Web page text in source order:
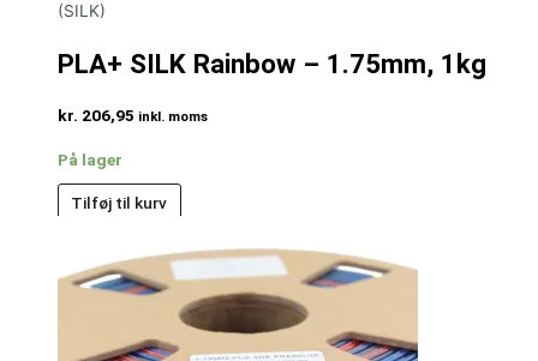
(SILK)
PLA+ SILK Rainbow – 1.75mm, 1kg
kr. 206,95 inkl. moms
På lager
Tilføj til kurv